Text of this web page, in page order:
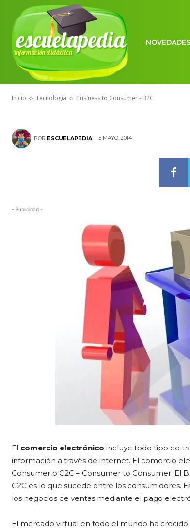
escuelapedia
Información didáctica
NOVEDADES
Inicio Tecnología Business to Consumer - B2C
TECNOLOGÍA
Business to
POR ESCUELAPEDIA 5 MAYO, 2014
- Publicidad -
El comercio electrónico incluye todo tipo de
información a través de internet. El comercio
Consumer o C2C – Consumer to Consumer. El
C2C es lo que sucede entre los consumidores.
los negocios de ventas mediante el pago
El mercado virtual en todo el mundo ha